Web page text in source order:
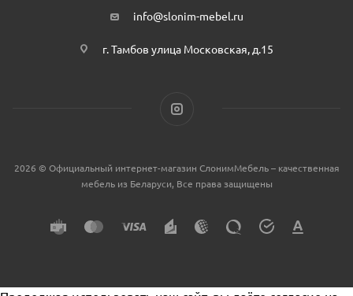
info@slonim-mebel.ru
г. Тамбов улица Московская, д.15
2026 © Официальный интернет-магазин СлонимМебель – качественная
мебель из Беларуси, Все права защищены